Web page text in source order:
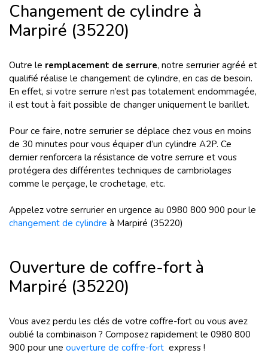
Changement de cylindre à
Marpiré (35220)
Outre le remplacement de serrure, notre serrurier agréé et
qualifié réalise le changement de cylindre, en cas de besoin.
En effet, si votre serrure n’est pas totalement endommagée,
il est tout à fait possible de changer uniquement le barillet.
Pour ce faire, notre serrurier se déplace chez vous en moins
de 30 minutes pour vous équiper d’un cylindre A2P. Ce
dernier renforcera la résistance de votre serrure et vous
protégera des différentes techniques de cambriolages
comme le perçage, le crochetage, etc.
Appelez votre serrurier en urgence au 0980 800 900 pour le
changement de cylindre à Marpiré (35220)
Ouverture de coffre-fort à
Marpiré (35220)
Vous avez perdu les clés de votre coffre-fort ou vous avez
oublié la combinaison ? Composez rapidement le 0980 800
900 pour une ouverture de coffre-fort express !